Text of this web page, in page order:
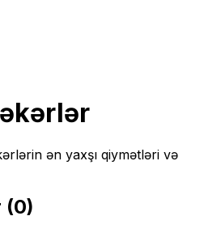
ən yaxşı qiymətləri və
(0)